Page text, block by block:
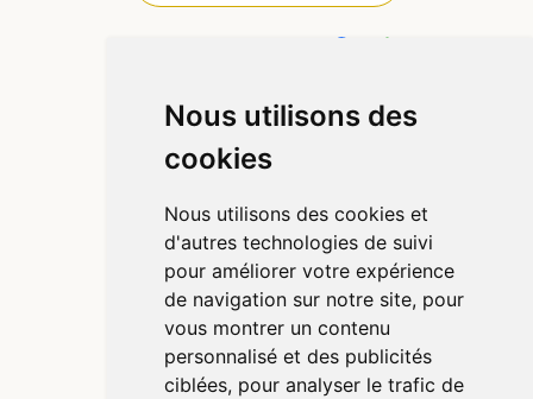
Nous utilisons des
cookies
Nous utilisons des cookies et
d'autres technologies de suivi
pour améliorer votre expérience
de navigation sur notre site, pour
vous montrer un contenu
personnalisé et des publicités
ciblées, pour analyser le trafic de
Informations
Qui sommes-nous ?
Déclarer un effet indésirable
Mentions légales
CGV
Données personnelles
Cookies
Préférences Cookies